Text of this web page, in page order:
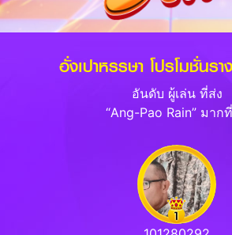
อั่งเปาหรรษา โปรโมชั่นร
อันดับ ผู้เล่น ที่ส่ง
“Ang-Pao Rain” มาก